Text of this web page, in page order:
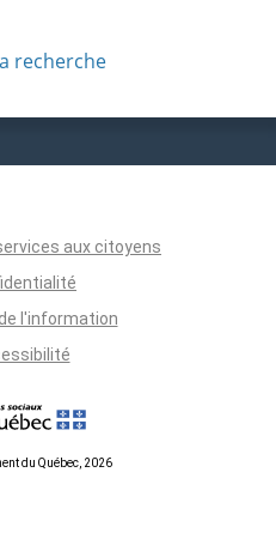
recherche
aux citoyens
l'information
du Québec, 2026